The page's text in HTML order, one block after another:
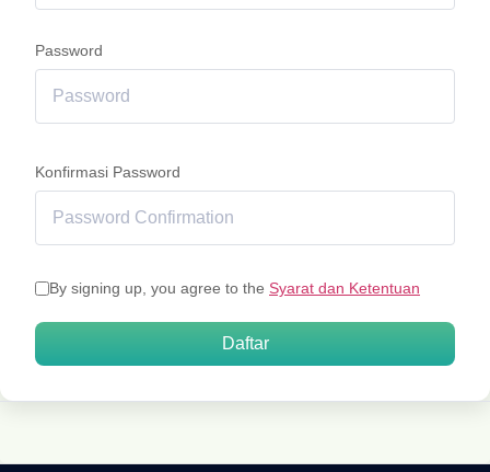
Password
Konfirmasi Password
By signing up, you agree to the Syarat dan Ketentuan
Daftar